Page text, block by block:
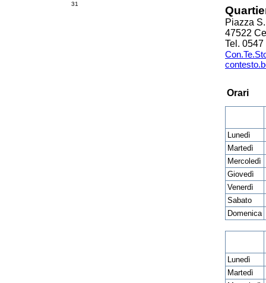
Piazza
47522
Tel.
Orari
Lunedì
Martedì
Mercoledì
Giovedì
Venerdì
Sabato
Domenica
Lunedì
Martedì
31